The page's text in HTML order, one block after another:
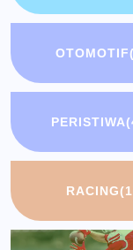
OTOMOTIF
PERISTIWA
RACING